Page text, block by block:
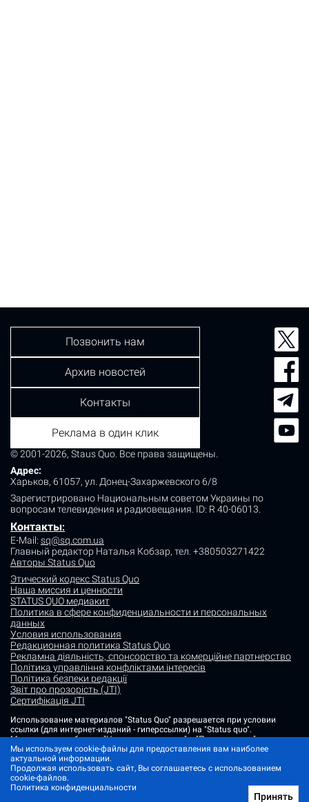
© 2001-2026, Staus Quo. Все права защищены.
Адрес:
Харьков, 61057, ул. Донец-Захаржевского 6/8
Зарегистрировано Национальным советом Украины по
вопросам телевидения и радиовещания. ID: R 40-06013.
Контакты:
E-Mail: sq@sq.com.ua
Главный редактор Наталья Кобзар, тел. +380503271422
Авторы Status Quo
Этический кодекс Status Quo
Наша миссия и ценности
STATUS QUO медиакит
Политика в сфере конфиденциальности и персональных
данных
Условия использования
Редакционная политика Status Quo
Рекламна діяльність, спонсорство та комерційне партнерство
Політика управління конфліктами інтересів
Політика безпеки редакції
Звіт про прозорість (JTI)
Сертифікація JTI
Позвонить нам
Архив новостей
Контакты
Реклама в один клик
Использование материалов "Status Quo" разрешается при условии
ссылки (для интернет-изданий - гиперссылки) на "Status quo".
Материалы в рубриках "Новости партнеров" и "Пресс-релизы"
размещаются на правах рекламы или в рамках некоммерческого
партнерства.
Изображения, содержащие метку "Status Quo" или не содержащие
информации об источнике фото, являются иллюстративными либо
сгенерированными ИИ
Мы используем cookie-файлы для предоставления вам наиболее
актуальной информации.
Продолжая использовать сайт, Вы соглашаетесь с использованием
cookie-файлов.
Политика конфиденциальности
Принять